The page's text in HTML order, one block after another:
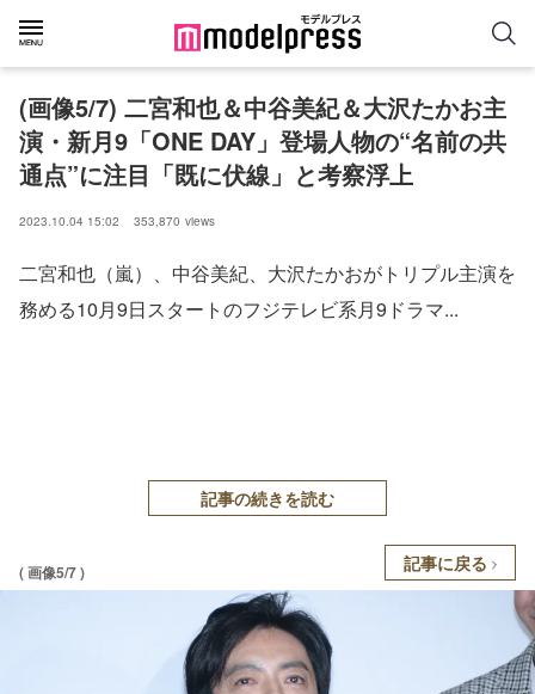
(画像5/7) 二宮和也＆中谷美紀＆大沢たかお主
演・新月9「ONE DAY」登場人物の“名前の共
通点”に注目「既に伏線」と考察浮上
2023.10.04 15:02 353,870 views
二宮和也（嵐）、中谷美紀、大沢たかおがトリプル主演を
務める10月9日スタートのフジテレビ系月9ドラマ...
記事の続きを読む
( 画像5/7 ) 記事に戻る